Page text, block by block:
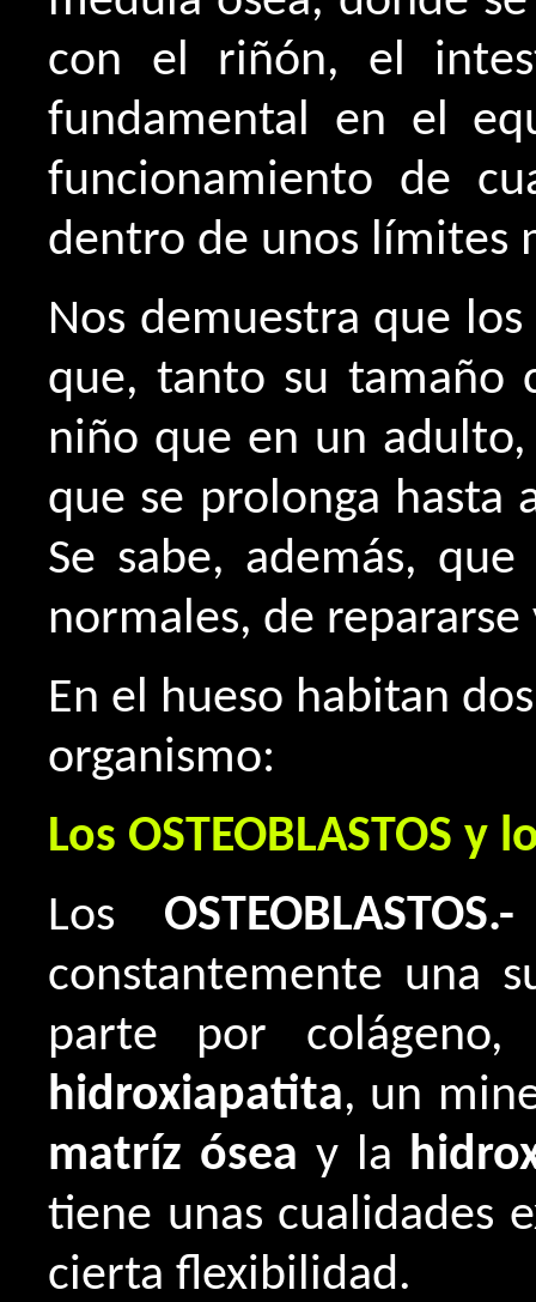
con el riñón, el
fundamental en el
funcionamiento de
dentro de unos límites
Nos demuestra que
que, tanto su tamaño
niño que en un
que se prolonga hasta
Se sabe, además,
normales, de
En el hueso habitan
organismo:
Los OSTEOBLASTOS y
Los OSTEOBLASTOS.-
constantemente una
parte por
hidroxiapatita, un
matríz ósea y la
tiene unas cualidades
cierta flexibilidad.